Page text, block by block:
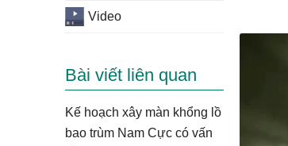
Video
Bài viết liên quan
Kế hoạch xây màn khổng lồ
bao trùm Nam Cực có vấn